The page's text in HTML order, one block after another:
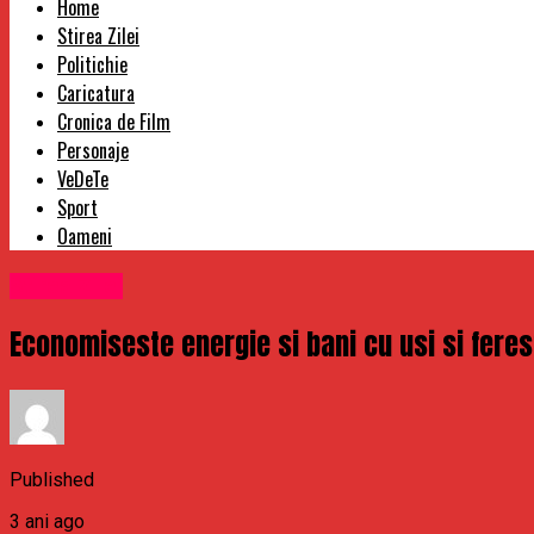
Home
Stirea Zilei
Politichie
Caricatura
Cronica de Film
Personaje
VeDeTe
Sport
Oameni
Economiseste energie si bani cu usi si
Published
3 ani ago